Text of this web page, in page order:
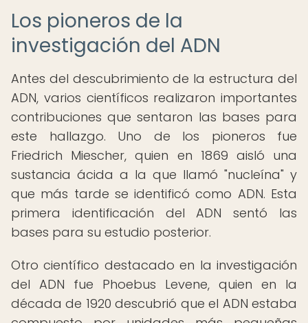
Los pioneros de la
investigación del ADN
Antes del descubrimiento de la estructura del
ADN, varios científicos realizaron importantes
contribuciones que sentaron las bases para
este hallazgo. Uno de los pioneros fue
Friedrich Miescher, quien en 1869 aisló una
sustancia ácida a la que llamó "nucleína" y
que más tarde se identificó como ADN. Esta
primera identificación del ADN sentó las
bases para su estudio posterior.
Otro científico destacado en la investigación
del ADN fue Phoebus Levene, quien en la
década de 1920 descubrió que el ADN estaba